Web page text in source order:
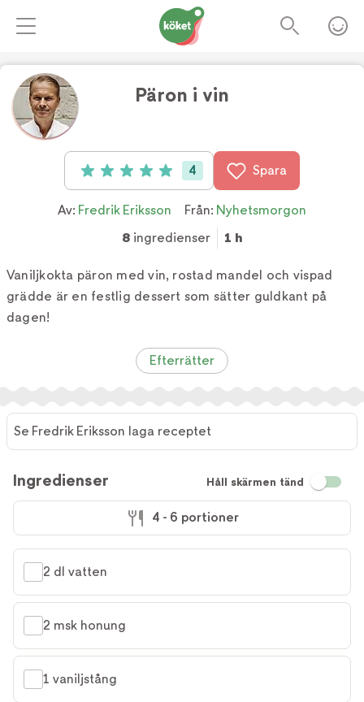
Päron i vin
Betyg: 5 av 5 (4 röster)
4 Spara
Av: Fredrik Eriksson Från: Nyhetsmorgon
8 ingredienser 1 h
Vaniljkokta päron med vin, rostad mandel och vispad
grädde är en festlig dessert som sätter guldkant på
dagen!
Efterrätter
Se Fredrik Eriksson laga receptet
Ingredienser Håll skärmen tänd
4 - 6 portioner
2 dl vatten
2 msk honung
1 vaniljstång